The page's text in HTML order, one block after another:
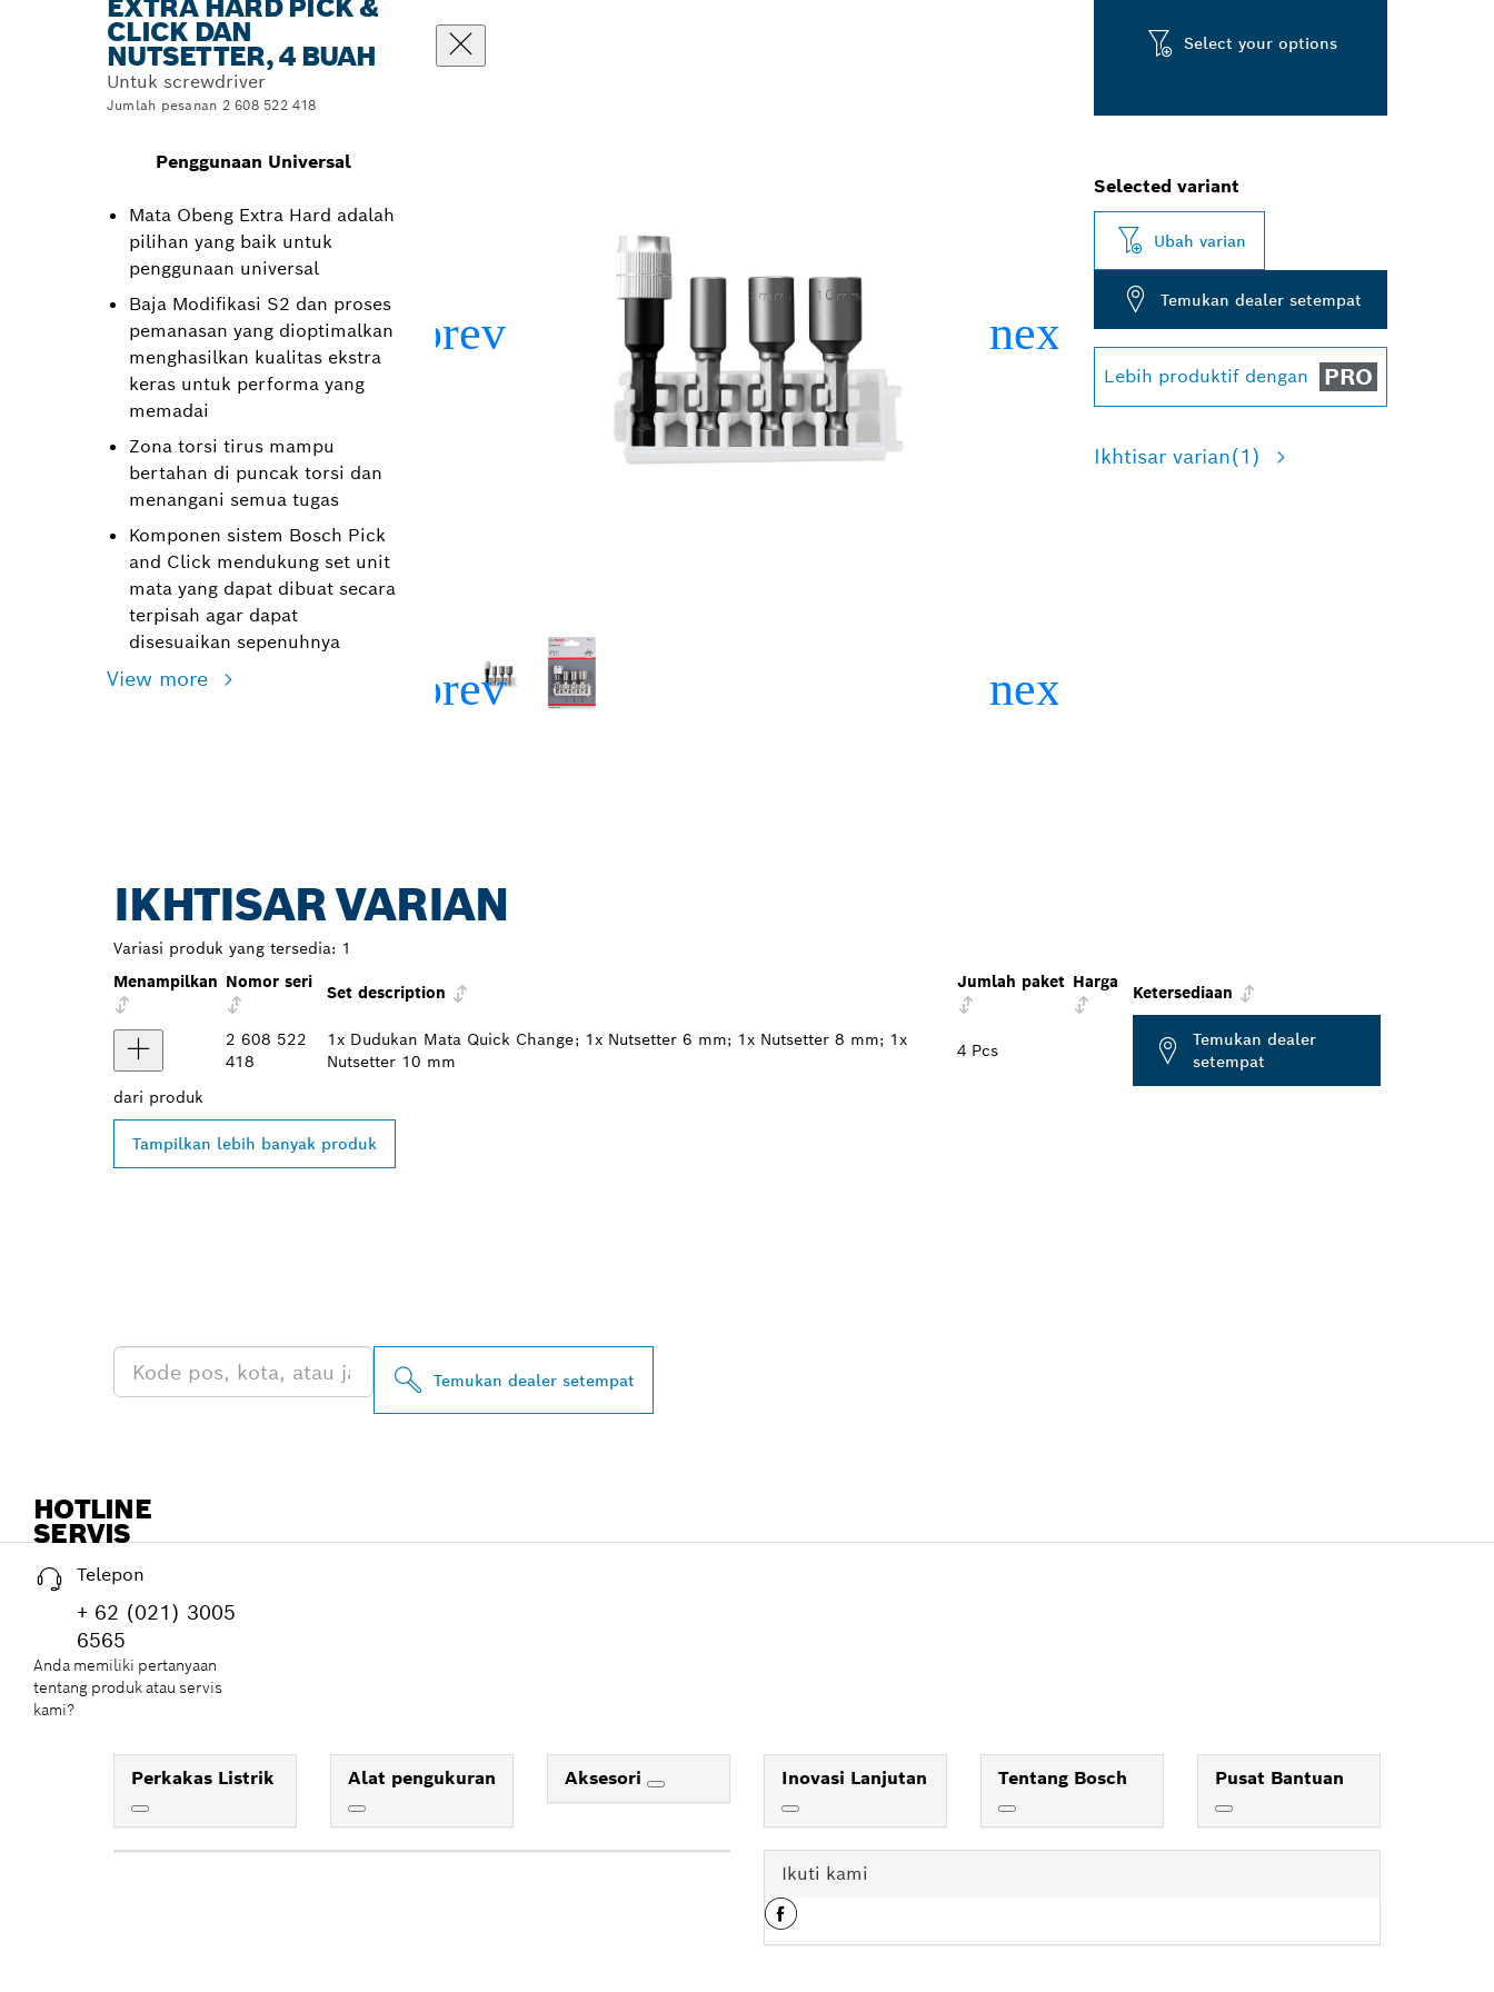
EXTRA HARD PICK &
CLICK DAN
NUTSETTER, 4 BUAH
Untuk screwdriver
Jumlah pesanan 2 608 522 418
Penggunaan Universal
Mata Obeng Extra Hard adalah
pilihan yang baik untuk
penggunaan universal
Baja Modifikasi S2 dan proses
pemanasan yang dioptimalkan
menghasilkan kualitas ekstra
keras untuk performa yang
memadai
Zona torsi tirus mampu
bertahan di puncak torsi dan
menangani semua tugas
Komponen sistem Bosch Pick
and Click mendukung set unit
mata yang dapat dibuat secara
terpisah agar dapat
disesuaikan sepenuhnya
View more
Select your options
Selected variant
Ubah varian
Temukan dealer setempat
Lebih produktif dengan PRO
Ikhtisar varian(1)
IKHTISAR VARIAN
Variasi produk yang tersedia: 1
Menampilkan Nomor seri
Set description
Jumlah paket Harga
Ketersediaan
2 608 522
418
1x Dudukan Mata Quick Change; 1x Nutsetter 6 mm; 1x Nutsetter 8 mm; 1x
Nutsetter 10 mm
4 Pcs
Temukan dealer
setempat
dari produk
Tampilkan lebih banyak produk
Temukan dealer setempat
HOTLINE
SERVIS
Telepon
+ 62 (021) 3005
6565
Anda memiliki pertanyaan
tentang produk atau servis
kami?
Perkakas Listrik Alat pengukuran Aksesori Inovasi Lanjutan Tentang Bosch Pusat Bantuan
Ikuti kami